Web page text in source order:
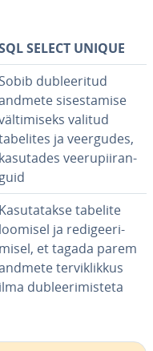
SELECT UNIQUE
Sobib dub­lee­ri­tud
si­ses­ta­mise
valitud
ja veergudes,
kasutades vee­ru­piiran­
guid
Ka­su­ta­takse tabelite
loomisel ja re­di­gee­ri­
misel, et tagada parem
ter­vik­lik­kus
ilma dub­lee­ri­mis­teta